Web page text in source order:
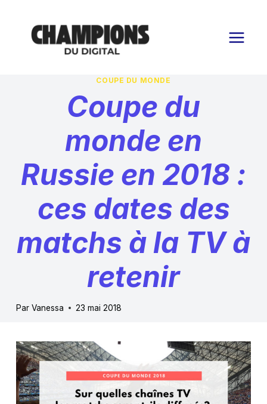
contenu
COUPE DU MONDE
Coupe du
monde en
Russie en 2018 :
ces dates des
matchs à la TV à
retenir
Par Vanessa 23 mai 2018